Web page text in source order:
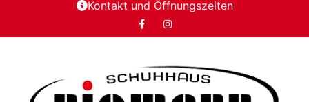
Kontakt und Öffnungszeiten